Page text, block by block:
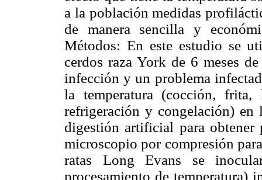
a la población medidas
de manera sencilla y
Métodos: En este estudio se
cerdos raza York de 6 meses
infección y un problema
la temperatura (cocción,
refrigeración y congelación)
digestión artificial para
microscopio por compresión
ratas Long Evans se
procesamiento de temperatura)